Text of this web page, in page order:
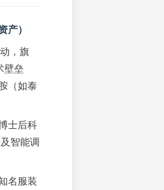
产）
，旗
壁垒
（如泰
士后科
智能调
名服装